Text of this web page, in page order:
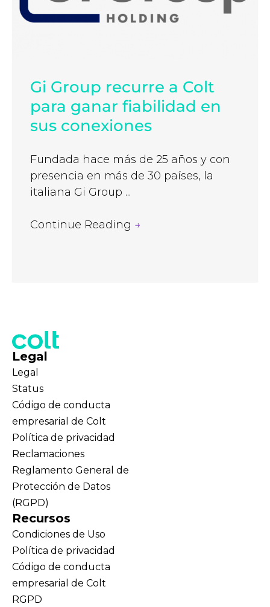
Gi Group recurre a Colt
para ganar fiabilidad en
sus conexiones
Fundada hace más de 25 años y con
presencia en más de 30 países, la
italiana Gi Group ...
Continue Reading →
Legal
Legal
Status
Código de conducta
empresarial de Colt
Política de privacidad
Reclamaciones
Reglamento General de
Protección de Datos
(RGPD)
Recursos
Condiciones de Uso
Política de privacidad
Código de conducta
empresarial de Colt
RGPD